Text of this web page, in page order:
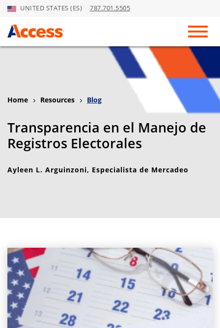
Skip to Main Content
UNITED STATES (ES) 787.701.5505
Home Resources Blog
Transparencia en el Manejo de
Registros Electorales
Ayleen L. Arguinzoni, Especialista de Mercadeo